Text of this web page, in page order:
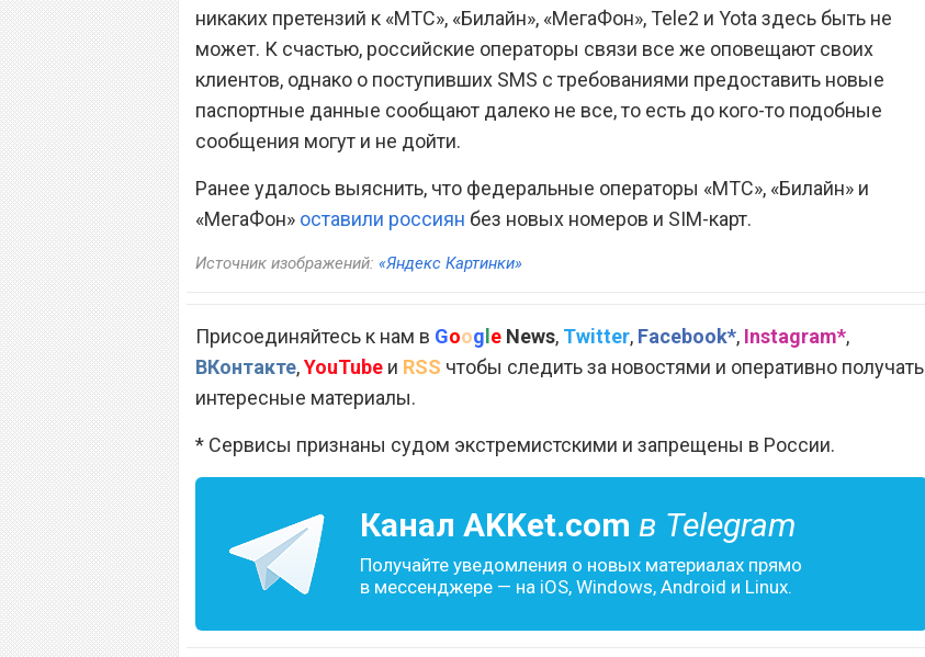
никаких претензий к «МТС», «Билайн», «МегаФон», Tele2 и Yota здесь быть не
может. К счастью, российские операторы связи все же оповещают своих
клиентов, однако о поступивших SMS с требованиями предоставить новые
паспортные данные сообщают далеко не все, то есть до кого-то подобные
сообщения могут и не дойти.
Ранее удалось выяснить, что федеральные операторы «МТС», «Билайн» и
«МегаФон» оставили россиян без новых номеров и SIM-карт.
Источник изображений: «Яндекс Картинки»
Присоединяйтесь к нам в Goog e News, Twitter, Facebook*, Instagram*,
ВКонтакте,YouTube и RSS чтобы следить за новостями и оперативно получать
интересные материалы.
* Сервисы признаны судом экстремистскими и запрещены в России.
Канал AKKet.com в Telegram
Получайте уведомления о новых материалах прямо
в мессенджере — на iOS, Windows, Android и Linux.